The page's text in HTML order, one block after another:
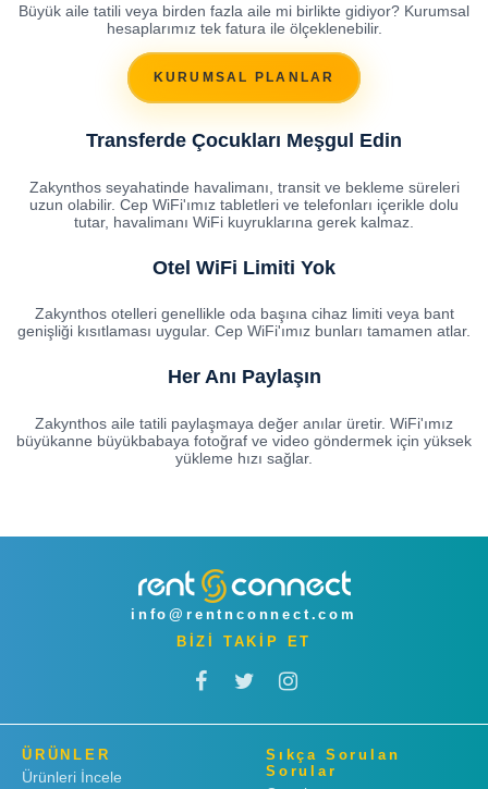
Büyük aile tatili veya birden fazla aile mi birlikte gidiyor? Kurumsal
hesaplarımız tek fatura ile ölçeklenebilir.
KURUMSAL PLANLAR
Transferde Çocukları Meşgul Edin
Zakynthos seyahatinde havalimanı, transit ve bekleme süreleri
uzun olabilir. Cep WiFi'ımız tabletleri ve telefonları içerikle dolu
tutar, havalimanı WiFi kuyruklarına gerek kalmaz.
Otel WiFi Limiti Yok
Zakynthos otelleri genellikle oda başına cihaz limiti veya bant
genişliği kısıtlaması uygular. Cep WiFi'ımız bunları tamamen atlar.
Her Anı Paylaşın
Zakynthos aile tatili paylaşmaya değer anılar üretir. WiFi'ımız
büyükanne büyükbabaya fotoğraf ve video göndermek için yüksek
yükleme hızı sağlar.
info@rentnconnect.com
BİZİ TAKİP ET
ÜRÜNLER
Ürünleri İncele
Sıkça Sorulan
Sorular